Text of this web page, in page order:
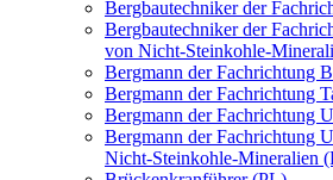
Bergbautechniker der
Bergbautechniker der
von Nicht-Steinkohle-
Bergmann der Fachrichtung
Bergmann der Fachrichtung
Bergmann der Fachrichtung
Bergmann der Fachrichtung
Nicht-Steinkohle-Mineralien